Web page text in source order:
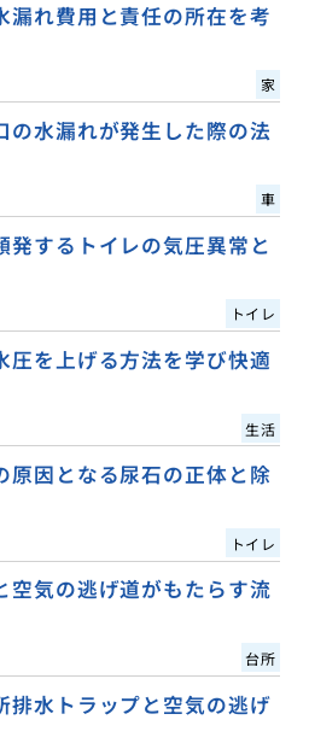
漏れ費用と責任の所在を考
家
の水漏れが発生した際の法
車
発するトイレの気圧異常と
トイレ
圧を上げる方法を学び快適
生活
原因となる尿石の正体と除
トイレ
空気の逃げ道がもたらす流
台所
排水トラップと空気の逃げ